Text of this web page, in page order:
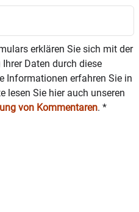
erklären Sie sich mit der
Daten durch diese
Informationen erfahren Sie in
lesen Sie hier auch unseren
von Kommentaren. *